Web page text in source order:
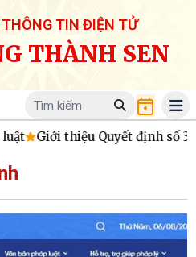
TIN ĐIỆN TỬ
THÀNH SEN
thiệu Quyết định số 34/